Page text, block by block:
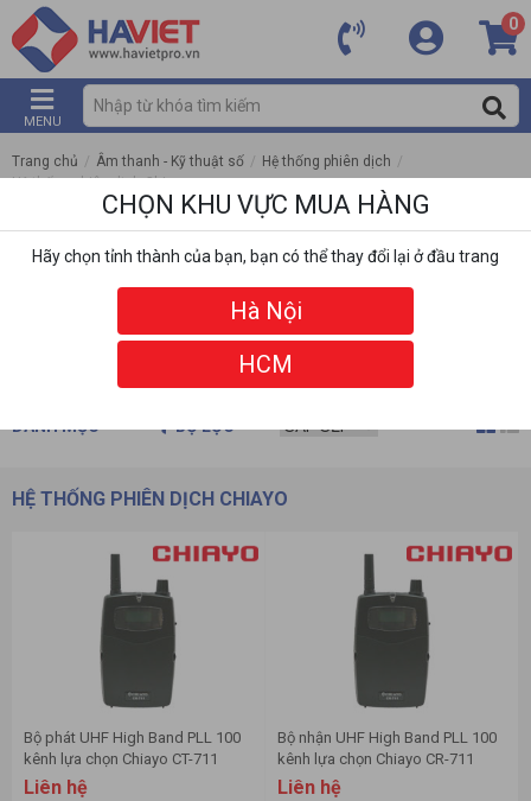
0
MENU
Trang chủ / Âm thanh - Kỹ thuật số / Hệ thống phiên dịch /
Hệ thống phiên dịch Chiayo
DANH MỤC BỘ LỌC
HỆ THỐNG PHIÊN DỊCH CHIAYO
Bộ phát UHF High Band PLL 100
kênh lựa chọn Chiayo CT-711
Liên hệ
Bộ nhận UHF High Band PLL 100
kênh lựa chọn Chiayo CR-711
Liên hệ
CHỌN KHU VỰC MUA HÀNG
Hãy chọn tỉnh thành của bạn, bạn có thể thay đổi lại ở đầu trang
Hà Nội
HCM